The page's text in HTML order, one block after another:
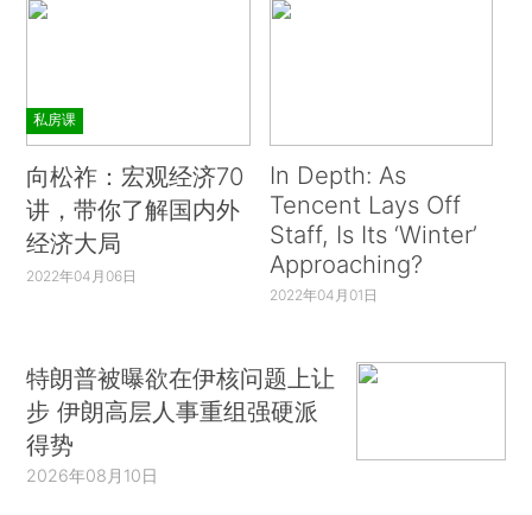
私房课
向松祚：宏观经济70
讲，带你了解国内外
经济大局
2022年04月06日
In Depth: As
Tencent Lays Off
Staff, Is Its ‘Winter’
Approaching?
2022年04月01日
特朗普被曝欲在伊核问题上让
步 伊朗高层人事重组强硬派
得势
2026年08月10日